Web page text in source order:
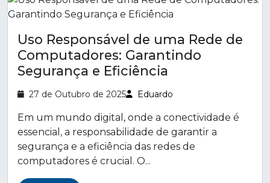
Uso Responsável de uma Rede de
Computadores: Garantindo
Segurança e Eficiência
27 de Outubro de 2025 Eduardo
Em um mundo digital, onde a conectividade é
essencial, a responsabilidade de garantir a
segurança e a eficiência das redes de
computadores é crucial. O...